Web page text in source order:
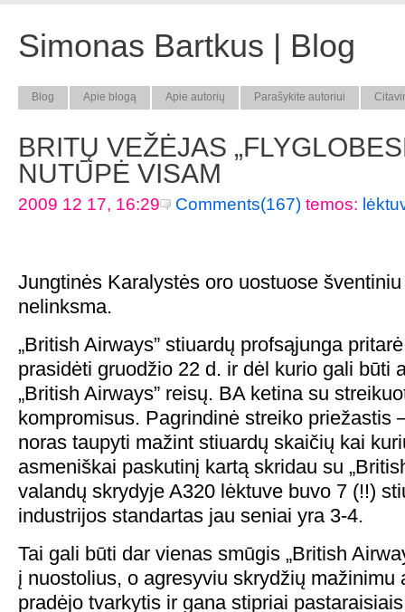
Simonas Bartkus | Blog
Blog Apie blogą Apie autorių Parašykite autoriui
BRITŲ VEŽĖJAS
NUTŪPĖ VISAM
2009 12 17, 16:29 Comments(167) temos:
Jungtinės Karalystės oro uostuose
nelinksma.
„British Airways” stiuardų profsąjunga
prasidėti gruodžio 22 d. ir dėl kurio gali būti
„British Airways” reisų. BA ketina su
kompromisus. Pagrindinė streiko priežastis
noras taupyti mažint stiuardų skaičių kai
asmeniškai paskutinį kartą skridau su
valandų skrydyje A320 lėktuve buvo 7 (!!)
industrijos standartas jau seniai yra 3-4.
Tai gali būti dar vienas smūgis „British
į nuostolius, o agresyviu skrydžių mažinimu
pradėjo tvarkytis ir gana stipriai